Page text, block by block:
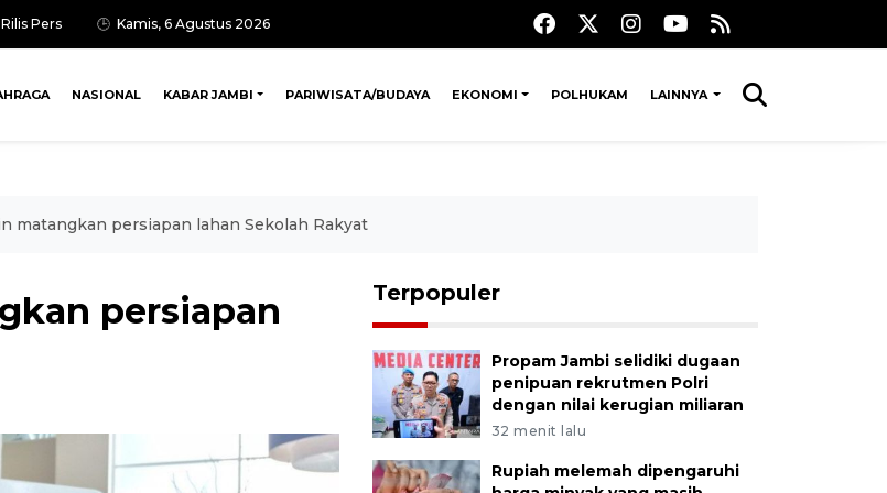
Rilis Pers Kamis, 6 Agustus 2026
NASIONAL KABAR JAMBI PARIWISATA/BUDAYA EKONOMI POLHUKAM LAINNYA
matangkan persiapan lahan Sekolah Rakyat
persiapan
Terpopuler
Propam Jambi selidiki dugaan
penipuan rekrutmen Polri
dengan nilai kerugian miliaran
32 menit lalu
Rupiah melemah dipengaruhi